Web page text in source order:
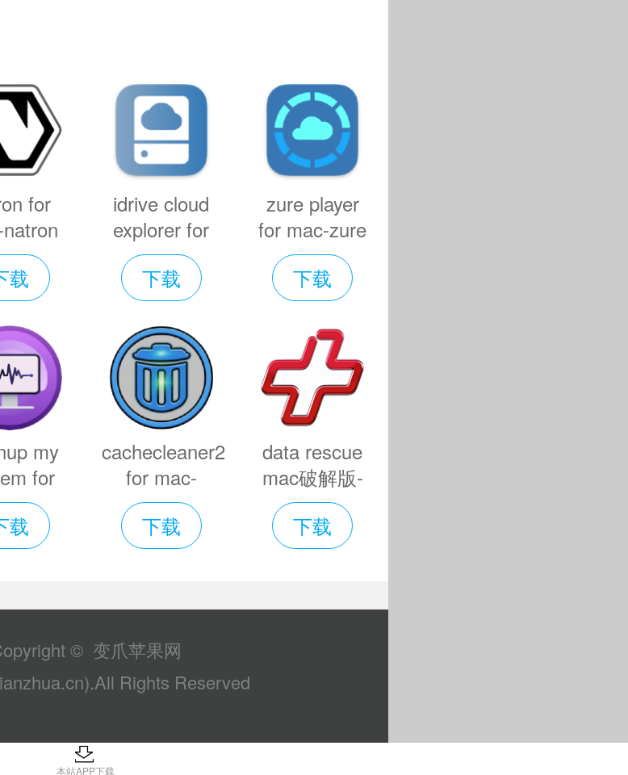
。控制Animoog Z的先进的触摸表面
键距，音高校正，和滑行。只需滑动你的
制Animoog Z的多个每个声音参数。
单的样本播放，并建立独特的声音，
种内置的音色中选择，或通过录制你自
独立的六级DAHDSR包络表达你的动
和调制，每个都有循环和同步功能。用3
带来动感，它们具有连续可变的波型，
步，并支持1-8次重复。
for
下载
载
idrive cloud
explorer for
mac-idrive
cloud explorer
mac版下载
v1.3.1
下载
zure player
for mac-zure
player mac版
下载 v1.0
下载
my
for
下载
载
cachecleaner2
for mac-
cachecleaner2
mac版下载
v1.0
下载
data rescue
mac破解版-
data rescue
for mac下载
v6.0.7
下载
© 变爪苹果网
Rights Reserved
本站APP下载